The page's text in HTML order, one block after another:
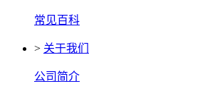
常见百科
> 关于我们
公司简介